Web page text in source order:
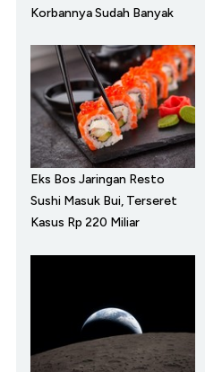
Korbannya Sudah Banyak
Eks Bos Jaringan Resto
Sushi Masuk Bui, Terseret
Kasus Rp 220 Miliar